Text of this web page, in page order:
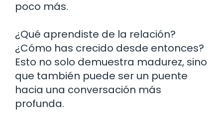
poco más.
¿Qué aprendiste de la relación?
¿Cómo has crecido desde entonces?
Esto no solo demuestra madurez, sino
que también puede ser un puente
hacia una conversación más
profunda.